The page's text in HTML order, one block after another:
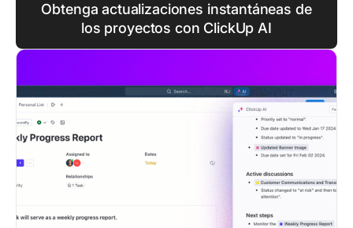
Obtenga actualizaciones instantáneas de
los proyectos con ClickUp AI